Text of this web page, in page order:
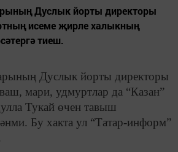
Дуслык йорты директоры
исеме җирле халыкның
тиеш.
Дуслык йорты директоры
мари, удмуртлар да “Казан”
Тукай өчен тавыш
Бу хакта ул “Татар-информ”